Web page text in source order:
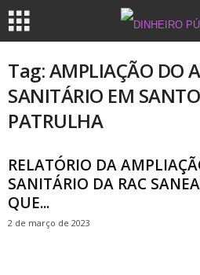
Tag: AMPLIAÇÃO DO
SANITÁRIO EM
PATRULHA
RELATÓRIO DA
SANITÁRIO DA RAC
QUE...
2 de março de 2023